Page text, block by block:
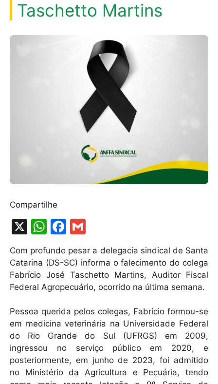
Taschetto Martins
Compartilhe
X
W
at
s
A
p
p
F
c
e
b
o
o
k
ai
l
Com profundo pesar a delegacia sindical de Santa
Catarina (DS-SC) informa o falecimento do colega
Fabrício José Taschetto Martins, Auditor Fiscal
Federal Agropecuário, ocorrido na última semana.
Pessoa querida pelos colegas, Fabrício formou-se
em medicina veterinária na Universidade Federal
do Rio Grande do Sul (UFRGS) em 2009,
ingressou no serviço público em 2020, e
posteriormente, em junho de 2023, foi admitido
no Ministério da Agricultura e Pecuária, tendo